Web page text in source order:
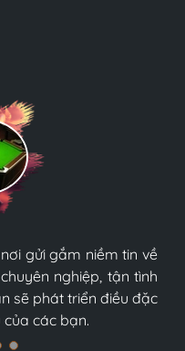
chuyên nghiệp và
triển mạnh mẽ hơn
y tế tốt nhất Việt
gửi gắm niềm tin về
nghiệp, tận tình
sẽ phát triển điều đặc
các bạn.
gửi gắm niềm tin về
nghiệp, tận tình
sẽ phát triển điều đặc
các bạn.